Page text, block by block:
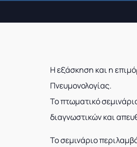
Η εξάσκηση και η
Πνευμονολογίας.
Το πτωματικό
διαγνωστικών και
Το σεμινάριο